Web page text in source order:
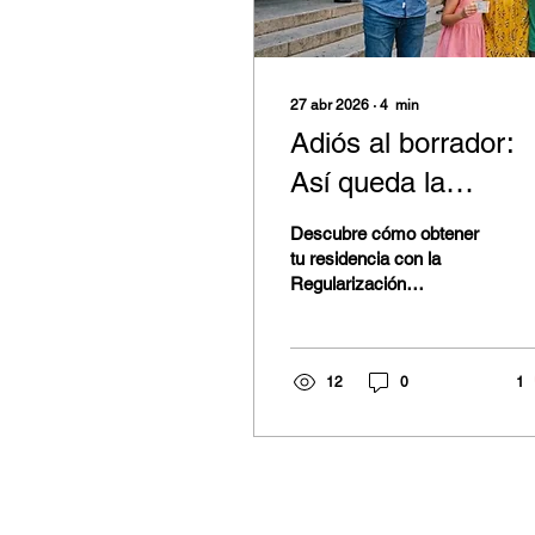
27 abr 2026 ∙ 4 min
Adiós al borrador:
Así queda la
Regularización
Extraordinaria 2026
(Guía Completa) -
Requisitos, Plazos
Cómo Solicitar
Descubre cómo obtener
tu residencia con la
Regularización
sobre requisitos del BOE-
asesoría profesional para
12 0 1